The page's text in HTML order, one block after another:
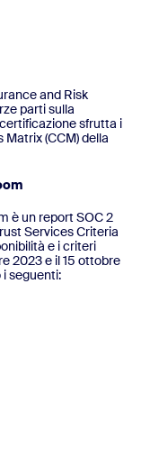
and Risk
parti sulla
sfrutta i
Matrix (CCM) della
è un report SOC 2
Services Criteria
e i criteri
2023 e il 15 ottobre
seguenti: